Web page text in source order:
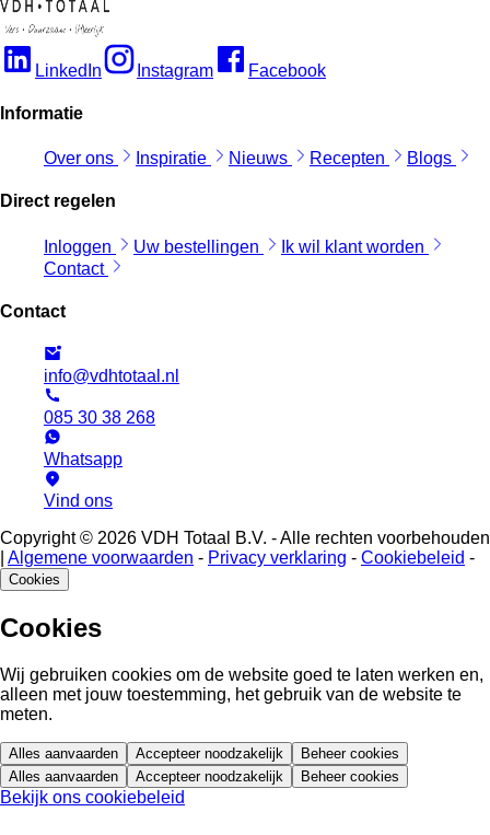
LinkedIn Instagram Facebook
Informatie
Over ons Inspiratie Nieuws Recepten Blogs
Direct regelen
Inloggen Uw bestellingen
Ik wil klant worden
Contact
Contact
info@vdhtotaal.nl
085 30 38 268
Whatsapp
Vind ons
Copyright © 2026 VDH Totaal B.V. - Alle rechten voorbehouden
Algemene voorwaarden - Privacy verklaring - Cookiebeleid -
Cookies
Cookies
Wij gebruiken cookies om de website goed te laten werken en,
alleen met jouw toestemming, het gebruik van de website te
meten.
Alles aanvaarden Accepteer noodzakelijk
Beheer cookies
Alles aanvaarden
Accepteer noodzakelijk Beheer cookies
Bekijk ons cookiebeleid